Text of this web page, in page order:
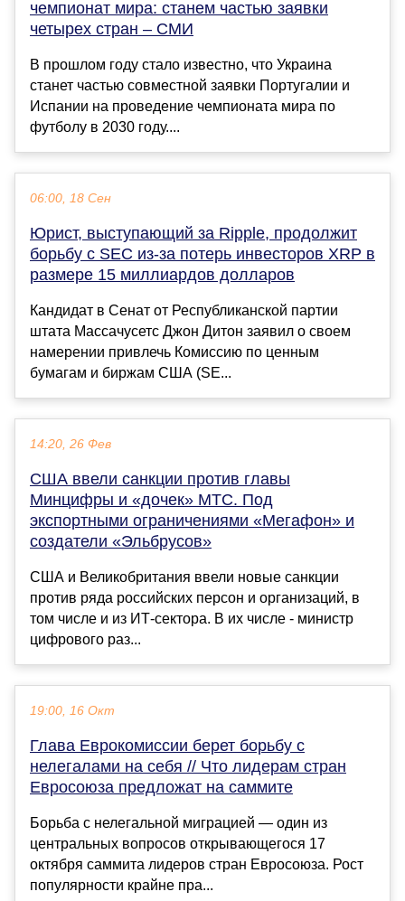
чемпионат мира: станем частью заявки
четырех стран – СМИ
В прошлом году стало известно, что Украина
станет частью совместной заявки Португалии и
Испании на проведение чемпионата мира по
футболу в 2030 году....
06:00, 18 Сен
Юрист, выступающий за Ripple, продолжит
борьбу с SEC из-за потерь инвесторов XRP в
размере 15 миллиардов долларов
Кандидат в Сенат от Республиканской партии
штата Массачусетс Джон Дитон заявил о своем
намерении привлечь Комиссию по ценным
бумагам и биржам США (SE...
14:20, 26 Фев
США ввели санкции против главы
Минцифры и «дочек» МТС. Под
экспортными ограничениями «Мегафон» и
создатели «Эльбрусов»
США и Великобритания ввели новые санкции
против ряда российских персон и организаций, в
том числе и из ИТ-сектора. В их числе - министр
цифрового раз...
19:00, 16 Окт
Глава Еврокомиссии берет борьбу с
нелегалами на себя // Что лидерам стран
Евросоюза предложат на саммите
Борьба с нелегальной миграцией — один из
центральных вопросов открывающегося 17
октября саммита лидеров стран Евросоюза. Рост
популярности крайне пра...